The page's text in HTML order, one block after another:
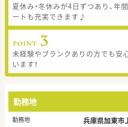
夏休み・冬休みが4日ずつあり、年
ートも充実できます♪
未経験やブランクありの方でも安
います！
勤務地
勤務地 兵庫県加東市